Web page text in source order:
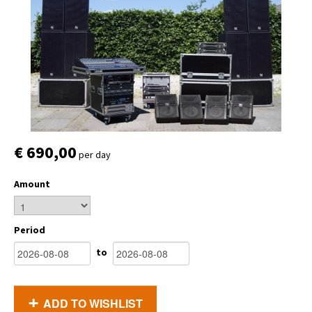
€ 690,00 per day
Amount
Period
to
ADD TO WISHLIST